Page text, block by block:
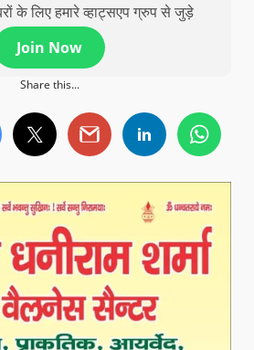
के लिए हमारे व्हाट्सएप ग्रुप से जुड़े
Join Now
Share this...